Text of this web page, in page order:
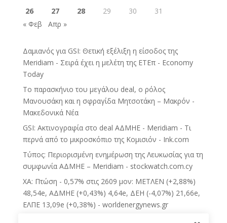
26
27 28 29 30
31
« Φεβ
Απρ »
Δαμιανός για GSI: Θετική εξέλιξη η είσοδος της
Meridiam - Σειρά έχει η μελέτη της ΕΤΕπ - Economy
Today
Το παρασκήνιο του μεγάλου deal, ο ρόλος
Μανουσάκη και η σφραγίδα Μητσοτάκη – Μακρόν -
Μακεδονικά Νέα
GSI: Ακτινογραφία στο deal ΑΔΜΗΕ - Meridiam - Τι
περνά από το μικροσκόπιο της Κομισιόν - Ink.com
Τύπος: Περιορισμένη ενημέρωση της Λευκωσίας για τη
συμφωνία ΑΔΜΗΕ – Meridiam - stockwatch.com.cy
ΧΑ: Πτώση - 0,57% στις 2609 μον: ΜΕΤΛΕΝ (+2,88%)
48,54e, ΑΔΜΗΕ (+0,43%) 4,64e, ΔΕΗ (-4,07%) 21,66e,
ΕΛΠΕ 13,09e (+0,38%) - worldenergynews.gr